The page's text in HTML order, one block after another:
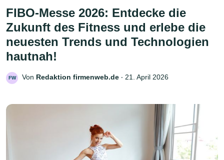
FIBO-Messe 2026: Entdecke die
Zukunft des Fitness und erlebe die
neuesten Trends und Technologien
hautnah!
FW Von Redaktion firmenweb.de ‧ 21. April 2026